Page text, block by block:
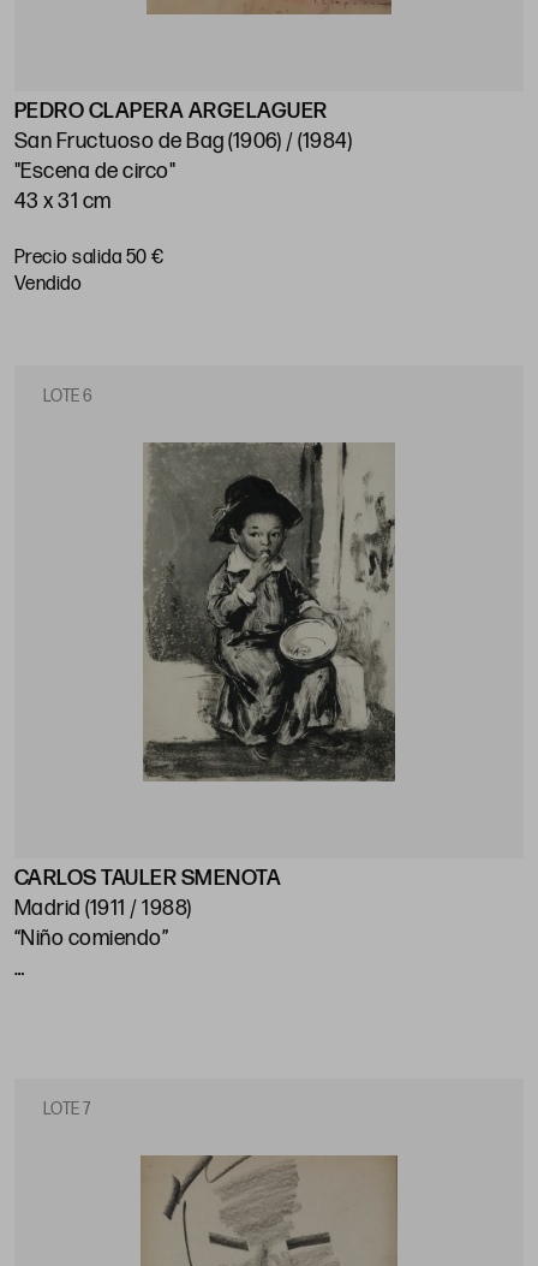
PEDRO CLAPERA ARGELAGUER
San Fructuoso de Bag (1906) / (1984)
"Escena de circo"
43 x 31 cm
Precio salida 50 €
vendido
LOTE 6
CARLOS TAULER SMENOTA
Madrid (1911 / 1988)
“Niño comiendo”
LOTE 7